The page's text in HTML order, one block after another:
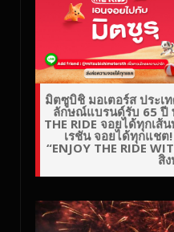
มิตซูบิชิ มอเตอร์ส ประเ
ลักษณ์แบรนด์รับ 65 ปี
THE RIDE จอยได้ทุกเส้
เรชัน จอยได้ทุกแชต
“ENJOY THE RIDE
สิ